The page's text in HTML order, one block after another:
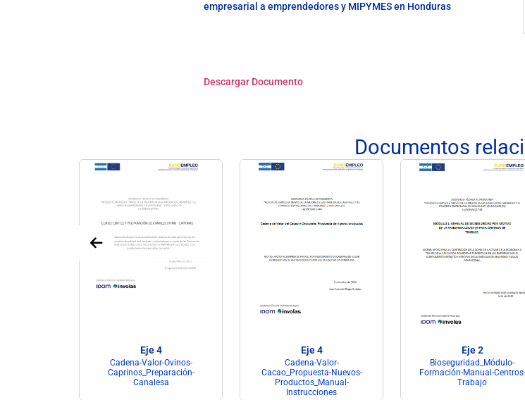
empresarial a emprendedores y MIPYMES en Honduras
Descargar Documento
Documentos
Eje 4
Cadena-Valor-Ovinos-
Caprinos_Preparación-
Canalesa
Eje 4
Cadena-Valor-
Cacao_Propuesta-Nuevos-
Productos_Manual-
Instrucciones
Eje 2
Bioseguridad_Módulo-
Formación-Manual-Centros-
Trabajo